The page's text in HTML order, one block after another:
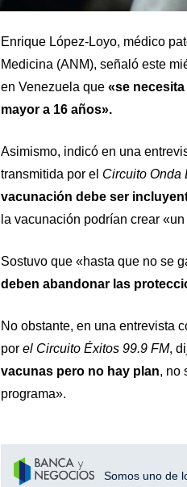
Enrique López-Loyo, médico
Medicina (ANM), señaló este
en Venezuela que «se
mayor a 16 años».
Asimismo, indicó en una
transmitida por el Circuito Onda
vacunación debe ser
la vacunación podrían crear
Sostuvo que «hasta que no se
deben abandonar las
No obstante, en una entrevista
por el Circuito Éxitos 99.9 FM,
vacunas pero no hay plan, no
programa».
Somos uno de